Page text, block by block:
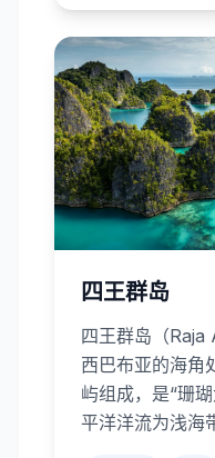
盘旋；乌隆水道
方极速漂流。潜
毒水母共泳，或
战船舰与飞机残
四王群岛
四王群岛（Raja
西巴布亚的海角
屿组成，是“珊瑚
平洋洋流为浅海